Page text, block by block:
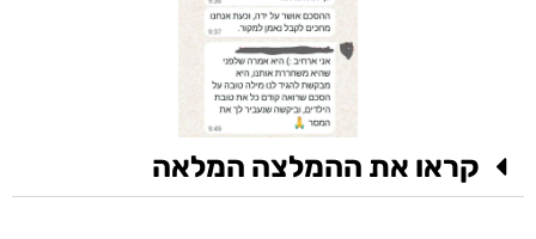
קראו את ההמלצה המלאה